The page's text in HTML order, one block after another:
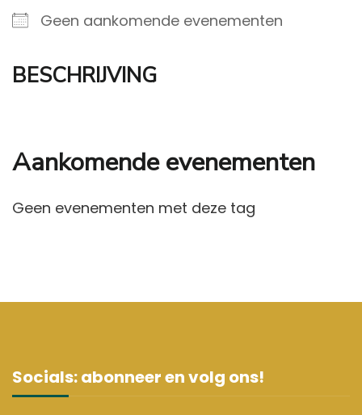
Geen aankomende evenementen
BESCHRIJVING
Aankomende evenementen
Geen evenementen met deze tag
Socials: abonneer en volg ons!